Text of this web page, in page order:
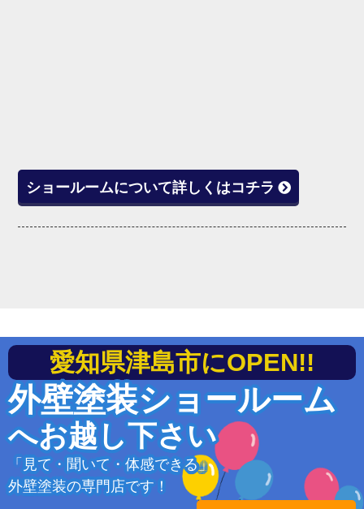
ショールームについて詳しくはコチラ
愛知県津島市にOPEN!!
外壁塗装ショールーム
へお越し下さい
「見て・聞いて・体感できる」
外壁塗装の専門店です！